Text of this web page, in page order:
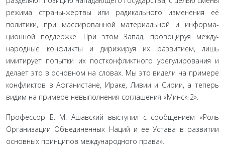
режима страны-жертвы или радикального изменения её
политики, при массированной материальной и информа­
ционной поддержке. При этом Запад, провоцируя между­
народные конфликты и дирижируя их развитием, лишь
имитирует попытки их постконфликтного урегулирования и
делает это в основном на словах. Мы это видели на примере
конфликтов в Афганистане, Ираке, Ливии и Сирии, а теперь
видим на примере невыполнения соглашения «Минск-2».
Профессор Б. М. Ашавский выступил с сообщением «Роль
Организации Объединенных Наций и ее Устава в раз­витии
основных принципов международного права».